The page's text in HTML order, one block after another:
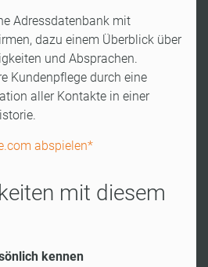
Adressdatenbank mit
dazu einem Überblick über
und Absprachen.
Kundenpflege durch eine
aller Kontakte in einer
abspielen*
mit diesem
kennen